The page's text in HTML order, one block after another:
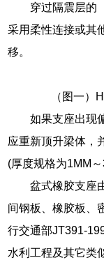
穿过隔震层的
采用柔性连接或其
移。
（图一）
如果支座出现
应重新顶升梁体，
(厚度规格为1MM
盆式橡胶支座
间钢板、橡胶板、
行交通部JT391-
水利工程及其它类